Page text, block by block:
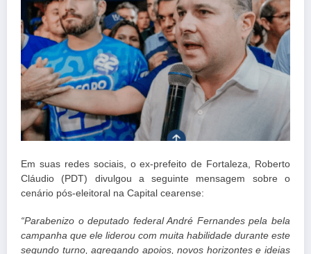
Em suas redes sociais, o ex-prefeito de Fortaleza, Roberto
Cláudio (PDT) divulgou a seguinte mensagem sobre o
cenário pós-eleitoral na Capital cearense:
“Parabenizo o deputado federal André Fernandes pela bela
campanha que ele liderou com muita habilidade durante este
segundo turno, agregando apoios, novos horizontes e ideias